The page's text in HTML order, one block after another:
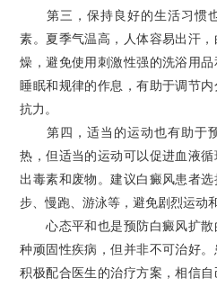
第三，保持良好的生活习惯也
素。夏季气温高，人体容易出汗
燥，避免使用刺激性强的洗浴用
睡眠和规律的作息，有助于调节
抗力。
第四，适当的运动也有助于
热，但适当的运动可以促进血液
出毒素和废物。建议白癜风患者
步、慢跑、游泳等，避免剧烈运动
心态平和也是预防白癜风扩散
种顽固性疾病，但并非不可治好
积极配合医生的治疗方案，相信